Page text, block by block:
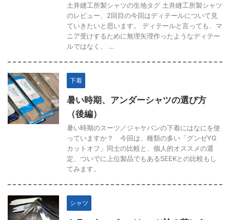
土井縫工所製シャツの生地タグ 土井縫工所製シャツ
のレビュー、2回目の今回はディテールについて見
ていきたいと思います。 ディテールと言っても、マ
ニア受けするために無理矢理作ったようなディテー
ルではなく、 …
下着
暑い時期、アンダーシャツの選び方
（後編）
暑い時期のスーツ／ジャケパンの下着にはなにを使
っていますか？ 今回は、種類の多い「グンゼYG
カットオフ」同士の比較と、個人的オススメの選
定、ついでに上位製品でもあるSEEKとの比較もし
てみます。
シャツ